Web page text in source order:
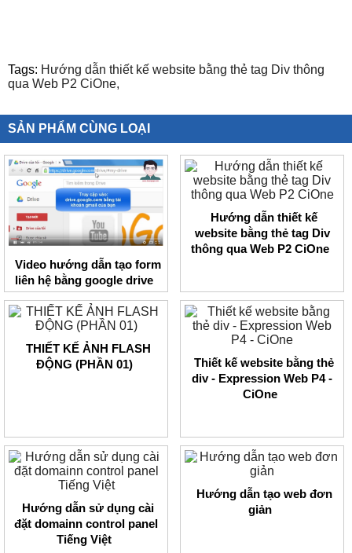
Tags: Hướng dẫn thiết kế website bằng thẻ tag Div thông
qua Web P2 CiOne,
SẢN PHẨM CÙNG LOẠI
Video hướng dẫn tạo form
liên hệ bằng google drive
Hướng dẫn thiết kế
website bằng thẻ tag Div
thông qua Web P2 CiOne
THIẾT KẾ ẢNH FLASH
ĐỘNG (PHẦN 01)
Thiết kế website bằng thẻ
div - Expression Web P4 -
CiOne
Hướng dẫn sử dụng cài
đặt domainn control panel
Tiếng Việt
Hướng dẫn tạo web đơn
giản